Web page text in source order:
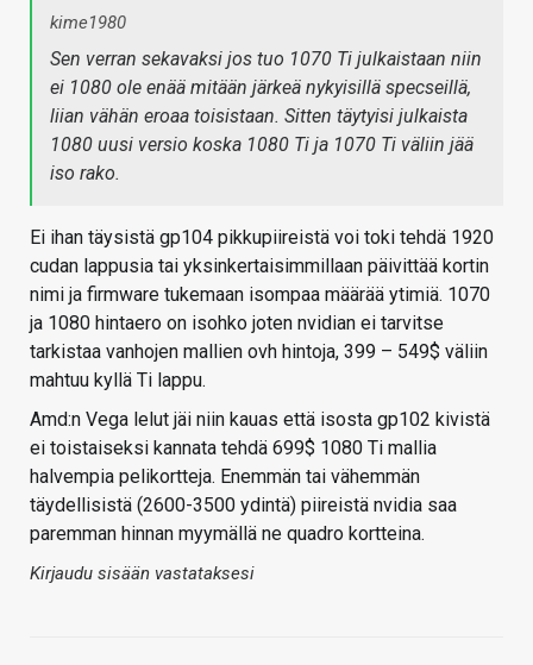
kime1980
Sen verran sekavaksi jos tuo 1070 Ti julkaistaan niin
ei 1080 ole enää mitään järkeä nykyisillä specseillä,
liian vähän eroaa toisistaan. Sitten täytyisi julkaista
1080 uusi versio koska 1080 Ti ja 1070 Ti väliin jää
iso rako.
Ei ihan täysistä gp104 pikkupiireistä voi toki tehdä 1920
cudan lappusia tai yksinkertaisimmillaan päivittää kortin
nimi ja firmware tukemaan isompaa määrää ytimiä. 1070
ja 1080 hintaero on isohko joten nvidian ei tarvitse
tarkistaa vanhojen mallien ovh hintoja, 399 – 549$ väliin
mahtuu kyllä Ti lappu.
Amd:n Vega lelut jäi niin kauas että isosta gp102 kivistä
ei toistaiseksi kannata tehdä 699$ 1080 Ti mallia
halvempia pelikortteja. Enemmän tai vähemmän
täydellisistä (2600-3500 ydintä) piireistä nvidia saa
paremman hinnan myymällä ne quadro kortteina.
Kirjaudu sisään vastataksesi